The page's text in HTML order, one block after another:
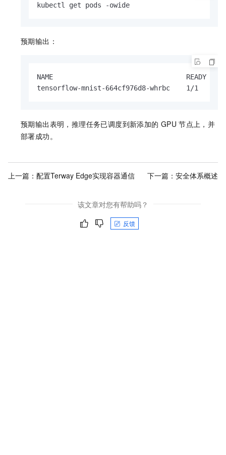
kubectl get pods -owide
预期输出：
NAME                                 READY
tensorflow-mnist-664cf976d8-whrbc    1/1
预期输出表明，推理任务已调度到新添加的 GPU 节点上，并
部署成功。
上一篇： 配置Terway Edge实现容器通信 下一篇： 安全体系概述
该文章对您有帮助吗？
反馈